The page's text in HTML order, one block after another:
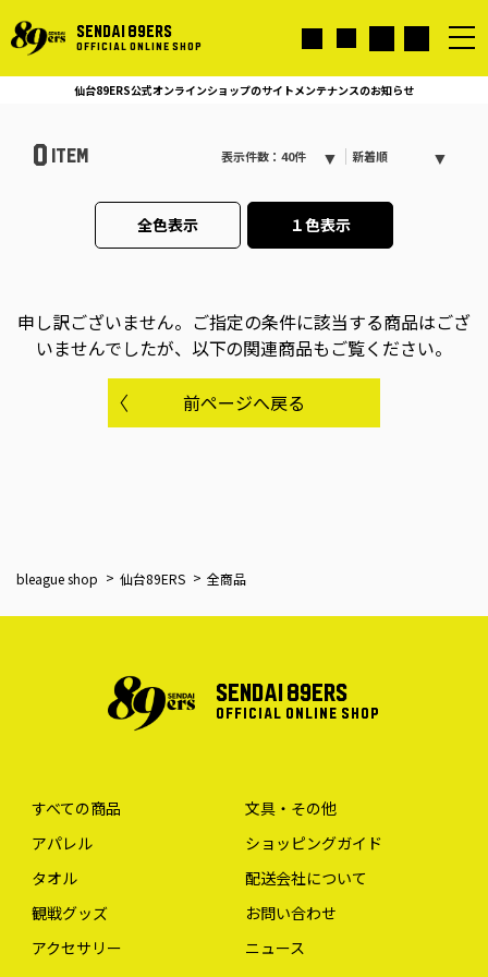
SENDAI 89ERS
OFFICIAL ONLINE SHOP
仙台89ERS公式オンラインショップのサイトメンテナンスのお知らせ
0 ITEM 表示件数：40件 新着順
全色表示 １色表示
申し訳ございません。 ご指定の条件に該当する商品はござ
いませんでしたが、以下の関連商品もご覧ください。
前ページへ戻る
bleague shop 仙台89ERS 全商品
SENDAI 89ERS
OFFICIAL ONLINE SHOP
すべての商品
アパレル
タオル
観戦グッズ
アクセサリー
文具・その他
ショッピングガイド
配送会社について
お問い合わせ
ニュース